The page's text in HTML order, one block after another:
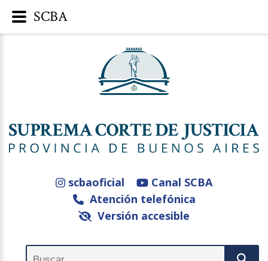
scbaoficial
Canal SCBA
Atención telefónica
Versión accesible
SCBA